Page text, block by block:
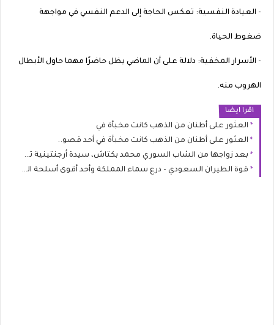
- العيادة النفسية: تعكس الحاجة إلى الدعم النفسي في مواجهة
ضغوط الحياة.
- الأسرار المخفية: دلالة على أن الماضي يظل حاضرًا مهما حاول الأبطال
الهروب منه.
اقرا ايضا
العثور على أطنان من الذهب كانت مخبأة في
العثور على أطنان من الذهب كانت مخبأة في أحد قصو..
بعد زواجها من الشاب السوري محمد بكتاش، سيدة أرجنتينية تعتنق الإسلام في تركيا، مؤكدة أن قرارها جاء عن قناعة شخصية تامة ودون أي ضغط أو إكراه من زوجها
قوة الطيران السعودي - درع سماء المملكة وأحد أقوى أسلحة الجو في العالم